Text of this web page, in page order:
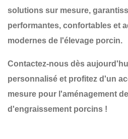
solutions sur mesure,
performantes, confortables et
modernes de l'élevage porcin.
Contactez-nous dès
personnalisé et profitez d'un
mesure pour l'aménagement
d'engraissement porcins !